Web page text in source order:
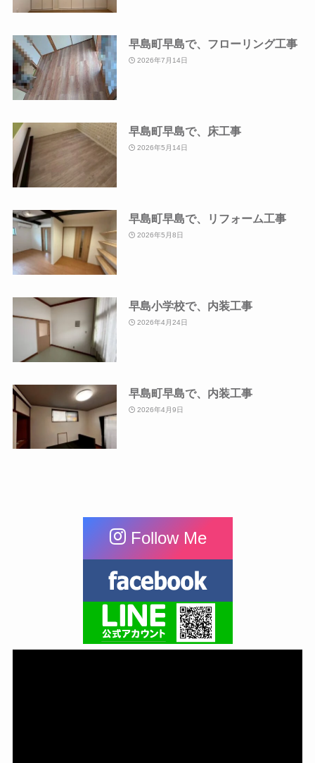
早島町早島で、フローリング工事
2026年7月14日
早島町早島で、床工事
2026年5月14日
早島町早島で、リフォーム工事
2026年5月8日
早島小学校で、内装工事
2026年4月24日
早島町早島で、内装工事
2026年4月9日
Follow Me